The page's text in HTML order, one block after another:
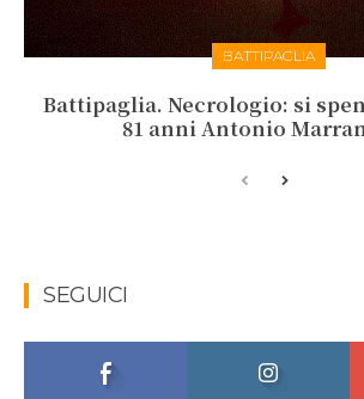
BATTIPAGLIA
Battipaglia. Necrologio: si
81 anni Antonio
SEGUICI